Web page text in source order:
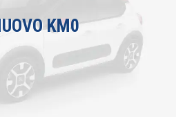
KM0
ad un prezzo incredibile.